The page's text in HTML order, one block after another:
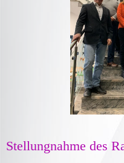
Stellungnahme des